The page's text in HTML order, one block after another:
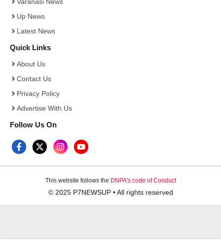
Varanasi News
Up News
Latest News
Quick Links
About Us
Contact Us
Privacy Policy
Advertise With Us
Follow Us On
This website follows the DNPA's code of Conduct
© 2025 P7NEWSUP • All rights reserved